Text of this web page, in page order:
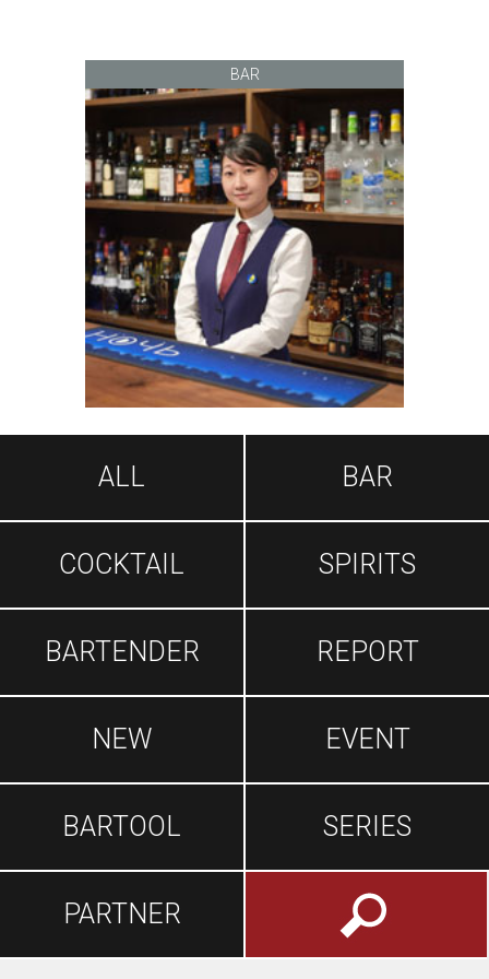
BAR
ALL BAR
COCKTAIL SPIRITS
BARTENDER REPORT
NEW EVENT
BARTOOL SERIES
PARTNER